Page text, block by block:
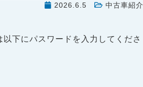
2026.6.5 中古車紹介
下にパスワードを入力してくださ